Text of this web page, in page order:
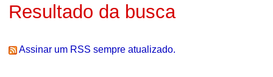
Resultado da busca
Assinar um RSS sempre atualizado.